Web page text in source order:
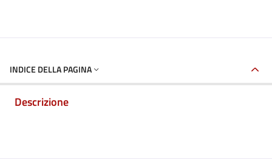
INDICE DELLA PAGINA
Descrizione